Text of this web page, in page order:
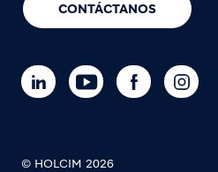
CONTÁCTANOS
© HOLCIM 2026